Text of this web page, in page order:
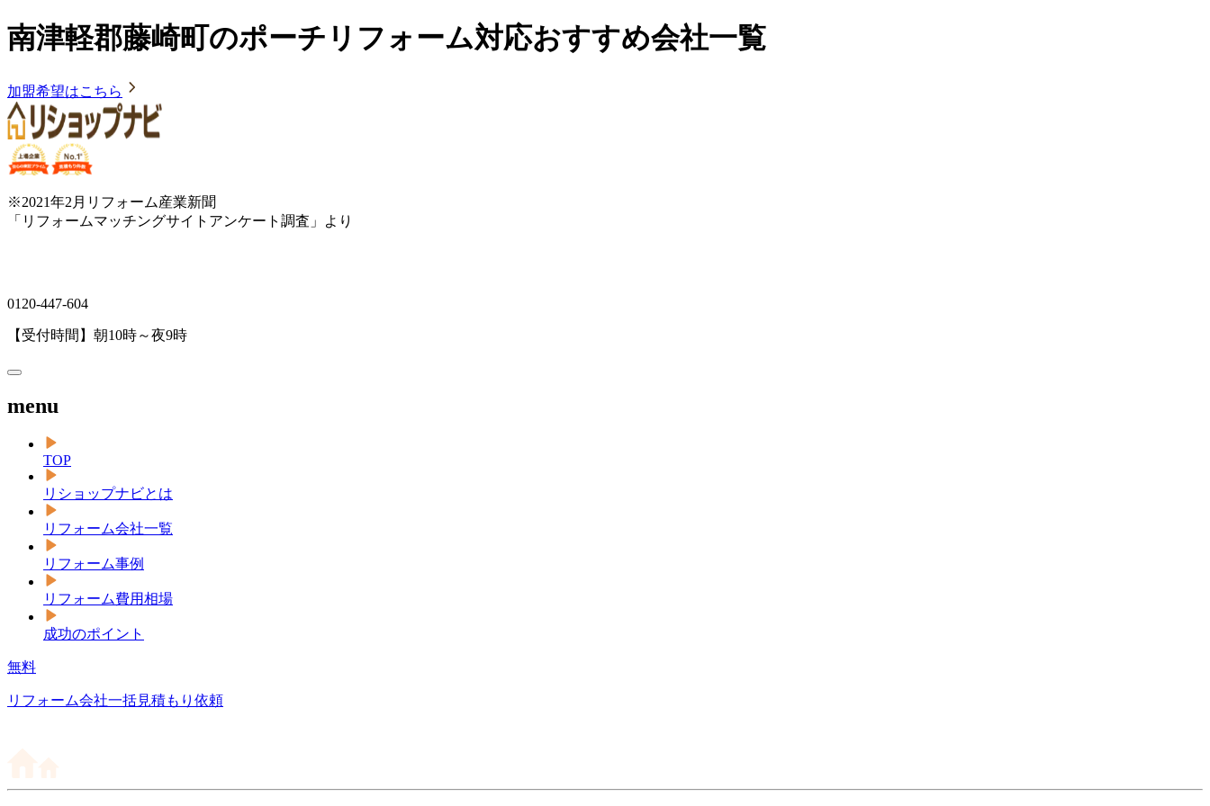
南津軽郡藤崎町のポーチリフォーム対応おすすめ会社一覧
加盟希望はこちら
※2021年2月リフォーム産業新聞
「リフォームマッチングサイトアンケート調査」より
0120-447-604
【受付時間】朝10時～夜9時
menu
TOP
リショップナビとは
リフォーム会社一覧
リフォーム事例
リフォーム費用相場
成功のポイント
無料
リフォーム会社一括見積もり依頼